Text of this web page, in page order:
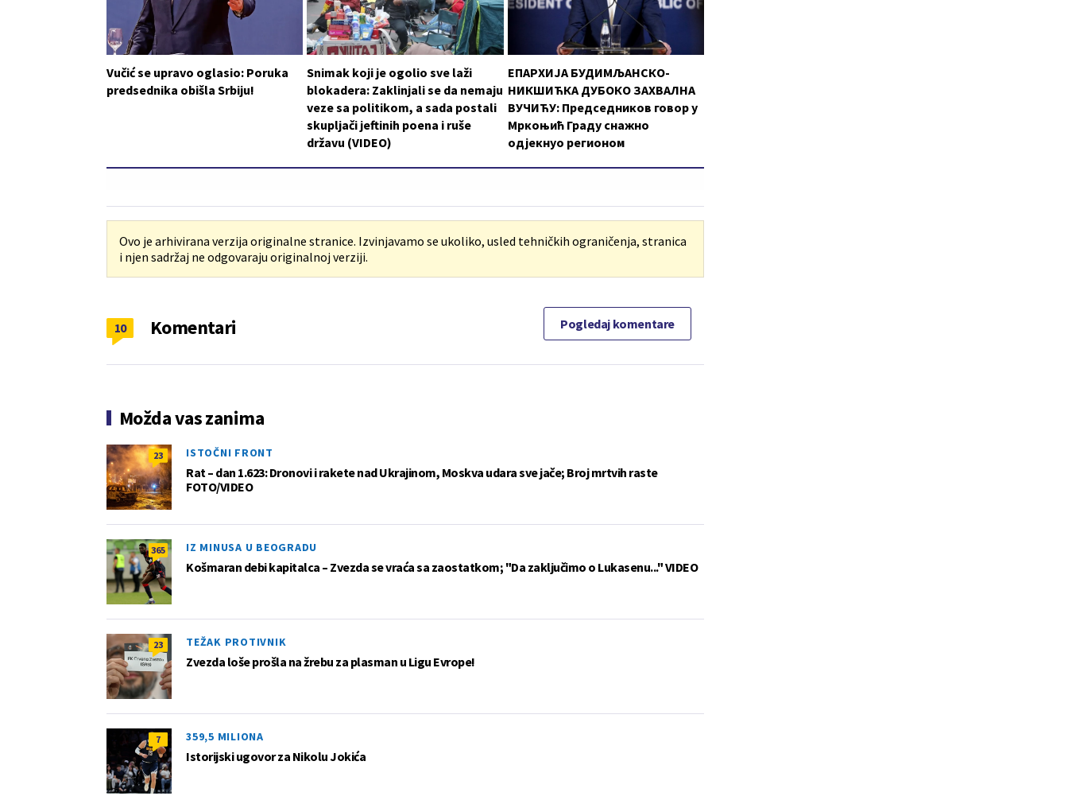
Vučić se upravo oglasio: Poruka
predsednika obišla Srbiju!
Snimak koji je ogolio sve laži
blokadera: Zaklinjali se da nemaju
veze sa politikom, a sada postali
skupljači jeftinih poena i ruše
državu (VIDEO)
ЕПАРХИЈА БУДИМЉАНСКО-
НИКШИЋКА ДУБОКО ЗАХВАЛНА
ВУЧИЋУ: Председников говор у
Мркоњић Граду снажно
одјекнуо регионом
Ovo je arhivirana verzija originalne stranice. Izvinjavamo se ukoliko, usled tehničkih ograničenja, stranica
i njen sadržaj ne odgovaraju originalnoj verziji.
Komentari
10 Pogledaj komentare
Možda vas zanima
23 ISTOČNI FRONT
Rat – dan 1.623: Dronovi i rakete nad Ukrajinom, Moskva udara sve jače; Broj mrtvih raste
FOTO/VIDEO
365 IZ MINUSA U BEOGRADU
Košmaran debi kapitalca – Zvezda se vraća sa zaostatkom; "Da zaključimo o Lukasenu..." VIDEO
23 TEŽAK PROTIVNIK
Zvezda loše prošla na žrebu za plasman u Ligu Evrope!
7 359,5 MILIONA
Istorijski ugovor za Nikolu Jokića